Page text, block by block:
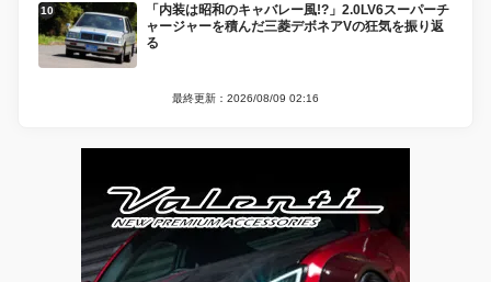
「内装は昭和のキャバレー風!?」2.0LV6スーパーチ
ャージャーを積んだ三菱デボネアVの狂気を振り返
る
最終更新：2026/08/09 02:16